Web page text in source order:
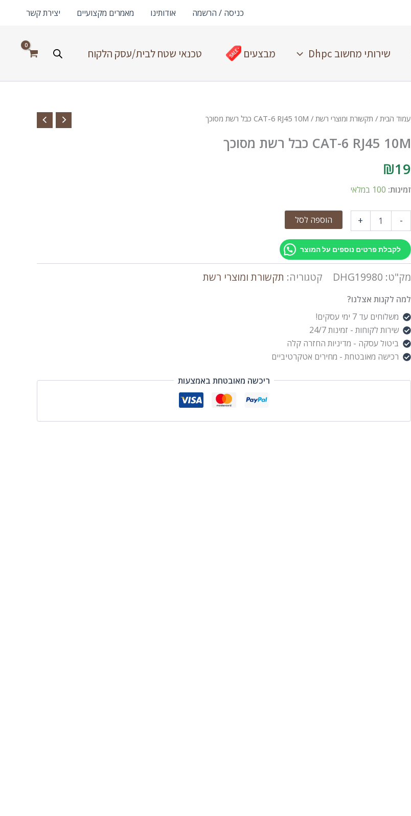
כניסה / הרשמה אודותינו מאמרים מקצועיים יצירת קשר
שירותי מחשוב Dhpc מבצעים טכנאי שטח לבית/עסק הלקוח
עמוד הבית / תקשורת ומוצרי רשת / CAT-6 RJ45 10M כבל רשת מסוכך
CAT-6 RJ45 10M כבל רשת מסוכך
₪19
זמינות: 100 במלאי
-
+ הוספה לסל
לקבלת פרטים נוספים על המוצר
מק"ט: DHG19980 קטגוריה: תקשורת ומוצרי רשת
למה לקנות אצלנו?
משלוחים עד 7 ימי עסקים!
שירות לקוחות - זמינות 24/7
ביטול עסקה - מדיניות החזרה קלה
רכישה מאובטחת - מחירים אטקרטיביים
ריכשה מאובטחת באמצעות